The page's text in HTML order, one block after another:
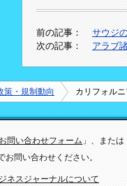
前の記事：
サウジ
次の記事：
アラブ
策・規制動向 カリフォル
お問い合わせフォーム 」、または
お問い合わせください。
ネスジャーナルについて